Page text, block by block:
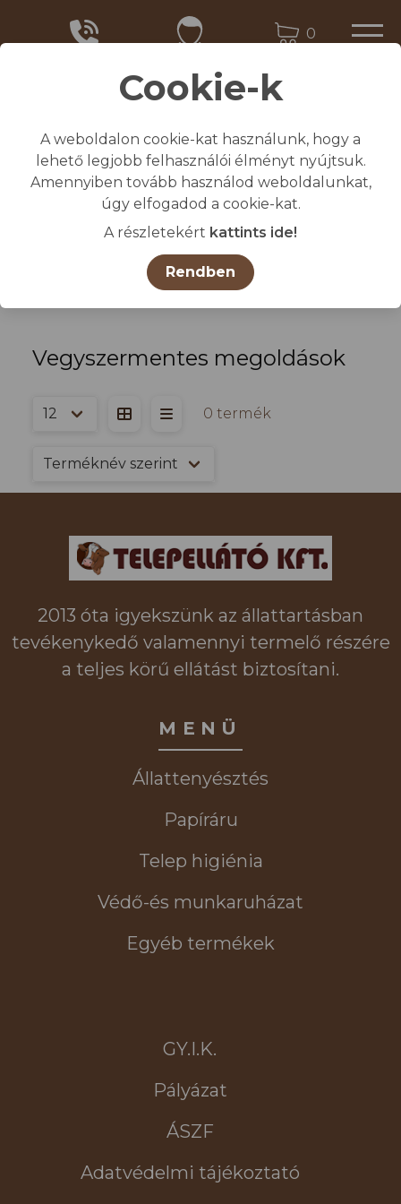
0
Kezdőlap
Összes termék
MEZŐGAZDASÁGI TERMÉKEK
Termékcsoportok
Vegyszermentes megoldások
0 termék
2013 óta igyekszünk az állattartásban
tevékenykedő valamennyi termelő részére
a teljes körű ellátást biztosítani.
MENÜ
Állattenyésztés
Papíráru
Telep higiénia
Védő-és munkaruházat
Egyéb termékek
GY.I.K.
Pályázat
ÁSZF
Adatvédelmi tájékoztató
Cookie-k
A weboldalon cookie-kat használunk, hogy a
lehető legjobb felhasználói élményt nyújtsuk.
Amennyiben tovább használod weboldalunkat,
úgy elfogadod a cookie-kat.
A részletekért kattints ide!
Rendben